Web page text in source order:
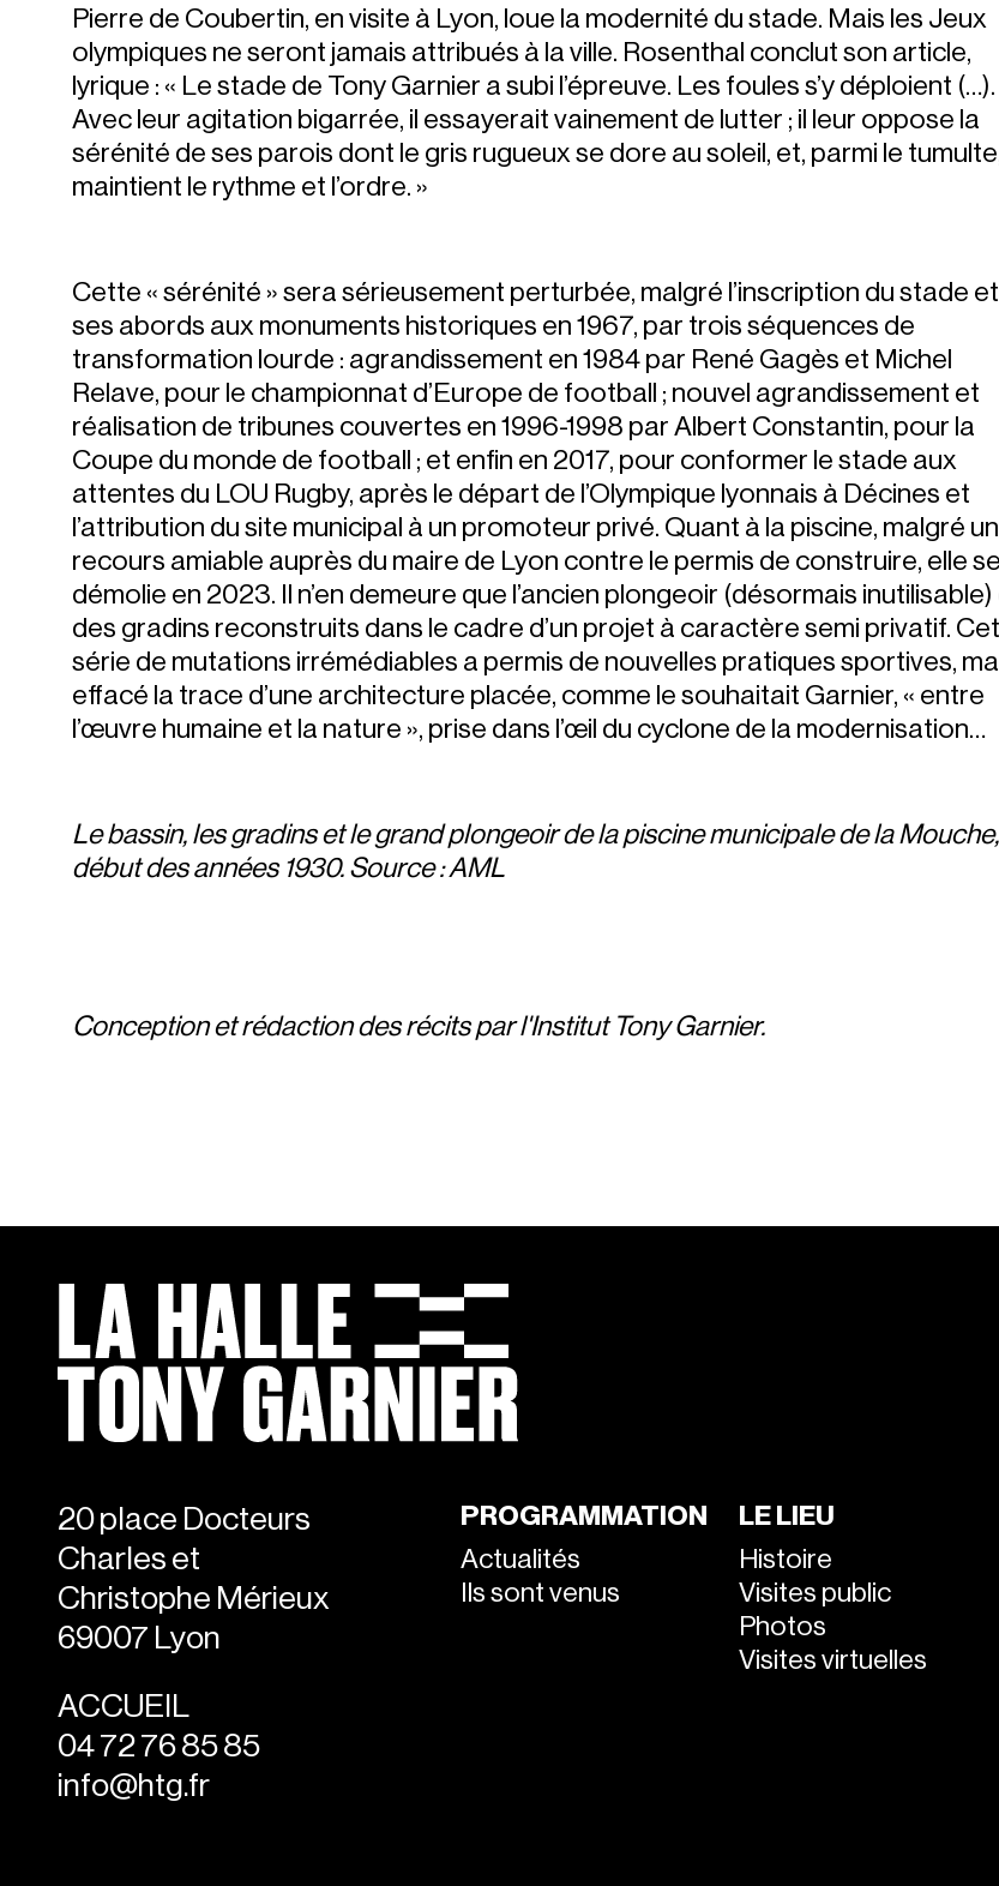
Pierre de Coubertin, en visite à Lyon, loue la modernité du stade. Mais les Jeux
olympiques ne seront jamais attribués à la ville. Rosenthal conclut son article,
lyrique : « Le stade de Tony Garnier a subi l’épreuve. Les foules s’y déploient (…).
Avec leur agitation bigarrée, il essayerait vainement de lutter ; il leur oppose la
sérénité de ses parois dont le gris rugueux se dore au soleil, et, parmi le tumulte,
maintient le rythme et l’ordre. »
Cette « sérénité » sera sérieusement perturbée, malgré l’inscription du stade
ses abords aux monuments historiques en 1967, par trois séquences de
transformation lourde : agrandissement en 1984 par René Gagès et Michel
Relave, pour le championnat d’Europe de football ; nouvel agrandissement et
réalisation de tribunes couvertes en 1996-1998 par Albert Constantin, pour la
Coupe du monde de football ; et enfin en 2017, pour conformer le stade aux
attentes du LOU Rugby, après le départ de l’Olympique lyonnais à Décines et
l’attribution du site municipal à un promoteur privé. Quant à la piscine, malgré un
recours amiable auprès du maire de Lyon contre le permis de construire, elle
démolie en 2023. Il n’en demeure que l’ancien plongeoir (désormais inutilisable)
des gradins reconstruits dans le cadre d’un projet à caractère semi privatif.
série de mutations irrémédiables a permis de nouvelles pratiques sportives,
effacé la trace d’une architecture placée, comme le souhaitait Garnier, « entre
l’œuvre humaine et la nature », prise dans l’œil du cyclone de la modernisation…
Le bassin, les gradins et le grand plongeoir de la piscine municipale de la
début des années 1930. Source : AML
Conception et rédaction des récits par l'Institut Tony Garnier.
20 place Docteurs
Charles et
Christophe Mérieux
69007 Lyon
ACCUEIL
04 72 76 85 85
info@htg.fr
PROGRAMMATION
Actualités
Ils sont venus
LE LIEU
Histoire
Visites public
Photos
Visites virtuelles